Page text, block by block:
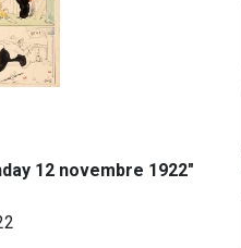
12 novembre 1922"